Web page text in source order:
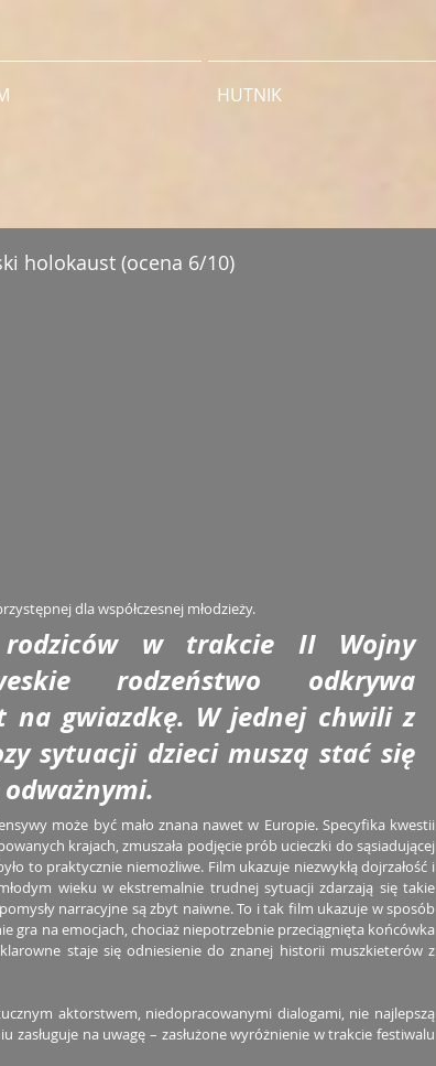
HUTNIK
holokaust (ocena 6/10)
dla współczesnej młodzieży.
rodziców w trakcie II Wojny
rodzeństwo odkrywa
na gwiazdkę. W jednej chwili z
sytuacji dzieci muszą stać się
może być mało znana nawet w Europie. Specyfika kwestii
krajach, zmuszała podjęcie prób ucieczki do sąsiadującej
to praktycznie niemożliwe. Film ukazuje niezwykłą dojrzałość i
wieku w ekstremalnie trudnej sytuacji zdarzają się takie
narracyjne są zbyt naiwne. To i tak film ukazuje w sposób
gra na emocjach, chociaż niepotrzebnie przeciągnięta końcówka
staje się odniesienie do znanej historii muszkieterów z
aktorstwem, niedopracowanymi dialogami, nie najlepszą
zasługuje na uwagę – zasłużone wyróżnienie w trakcie festiwalu